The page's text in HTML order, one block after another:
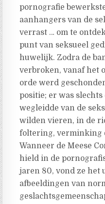
pornografie
aanhangers van de
verrast … om te
punt van seksueel
huwelijk. Zodra de
verbroken, vanaf het
orde werd
positie; er was
wegleidde van de
wilden vieren, in de
foltering, verminking
Wanneer de Meese
hield in de
jaren 80, vond ze het
afbeeldingen van